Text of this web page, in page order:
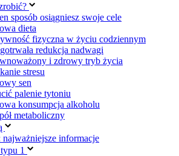
sposób osiągniesz swoje cele
dieta
fizyczna w życiu codziennym
redukcja nadwagi
i zdrowy tryb życia
stresu
sen
palenie tytoniu
konsumpcja alkoholu
metaboliczny
informacje
1